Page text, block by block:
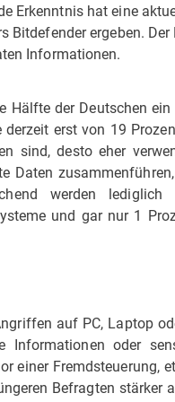
Erkenntnis hat eine
Bitdefender ergeben.
Informationen.
Hälfte der Deutschen
derzeit erst von 19
sind, desto eher
Daten
werden
und gar nur 1
auf PC, Laptop
oder
einer Fremdsteuerung,
Befragten stärker